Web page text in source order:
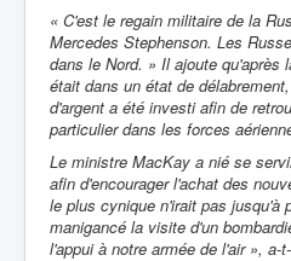
« C'est le regain militaire de la
Mercedes Stephenson. Les
dans le Nord. » Il ajoute qu'après
était dans un état de
d'argent a été investi afin de
particulier dans les forces
Le ministre MacKay a nié se
afin d'encourager l'achat des
le plus cynique n'irait pas jusqu'à
manigancé la visite d'un
l'appui à notre armée de l'air », a-